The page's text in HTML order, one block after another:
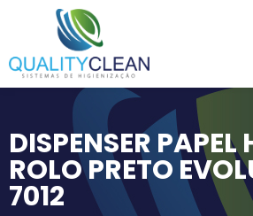
DISPENSER
ROLO PRETO
7012